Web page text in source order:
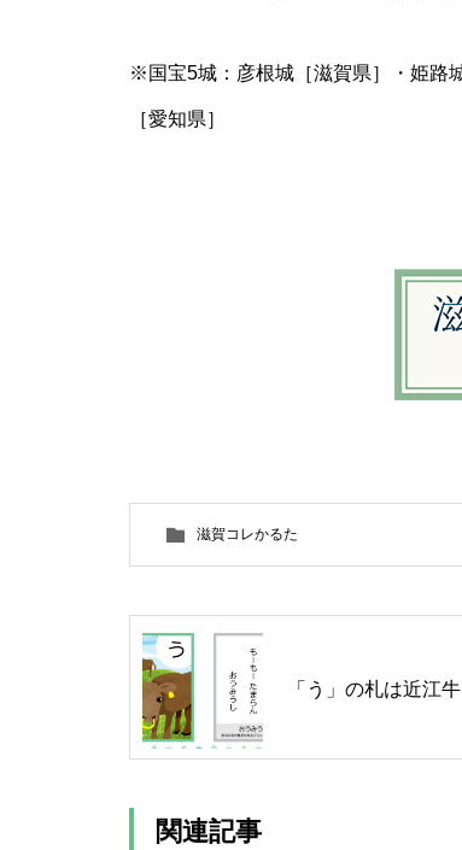
※国宝5城：彦根城［滋賀県］・姫路
［愛知県］
滋賀コレかるた
「う」の札は近江牛
関連記事